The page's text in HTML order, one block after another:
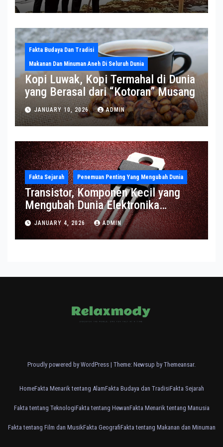
Greenland
Fakta Budaya Dan Tradisi
Makanan Dan Minuman Aneh Di Seluruh Dunia
Kopi Luwak, Kopi Termahal di Dunia
yang Berasal dari “Kotoran” Musang
JANUARY 10, 2026 ADMIN
Fakta Sejarah Penemuan Penting Yang Mengubah Dunia
Transistor, Komponen Kecil yang
Mengubah Dunia Elektronika
Modern
JANUARY 4, 2026 ADMIN
Proudly powered by WordPress | Theme: Newsup by Themeansar.
HomeFakta Menarik tentang AlamFakta Budaya dan TradisiFakta Sejarah
Fakta tentang TeknologiFakta tentang HewanFakta Menarik tentang Manusia
Fakta tentang Film dan MusikFakta GeografiFakta tentang Makanan dan Minuman